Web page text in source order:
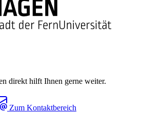
direkt hilft Ihnen gerne weiter.
Zum Kontaktbereich